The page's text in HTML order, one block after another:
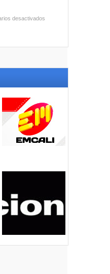
desactivados